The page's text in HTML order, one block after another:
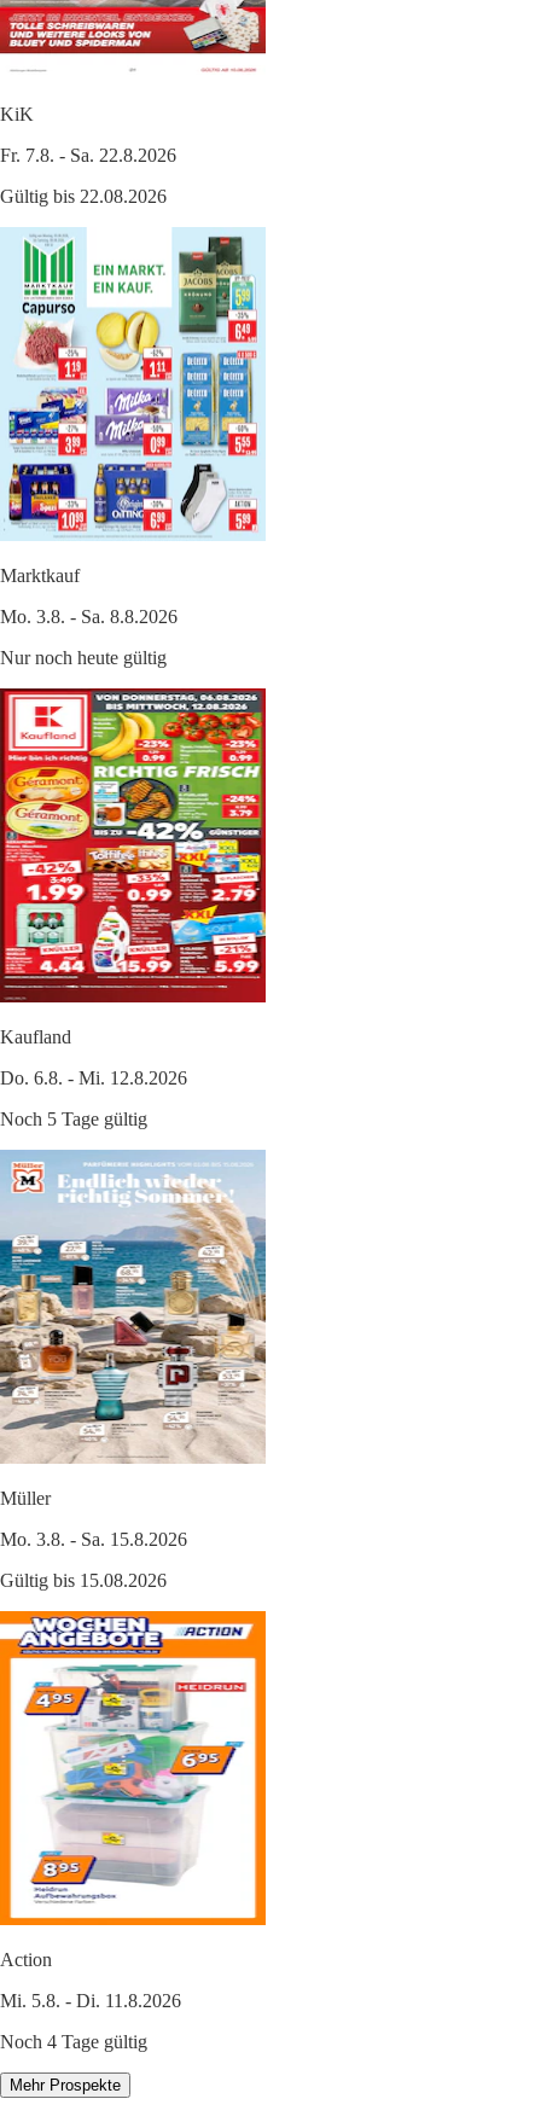
KiK
Fr. 7.8. - Sa. 22.8.2026
Gültig bis 22.08.2026
Marktkauf
Mo. 3.8. - Sa. 8.8.2026
Nur noch heute gültig
Kaufland
Do. 6.8. - Mi. 12.8.2026
Noch 5 Tage gültig
Müller
Mo. 3.8. - Sa. 15.8.2026
Gültig bis 15.08.2026
Action
Mi. 5.8. - Di. 11.8.2026
Noch 4 Tage gültig
Mehr Prospekte